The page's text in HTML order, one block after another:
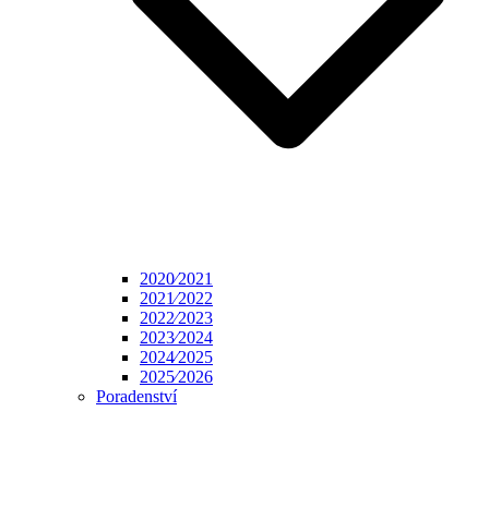
2020⁄2021
2021⁄2022
2022⁄2023
2023⁄2024
2024⁄2025
2025⁄2026
Poradenství